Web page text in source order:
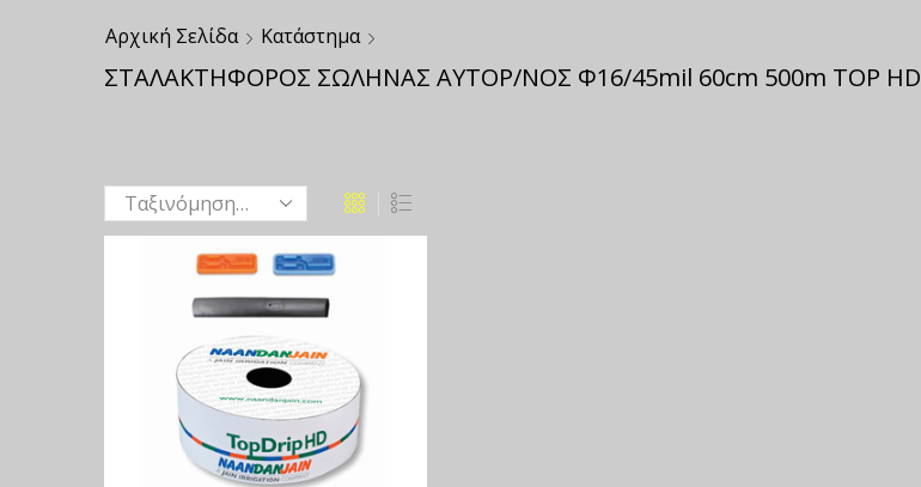
Αρχική Σελίδα Κατάστημα
ΣΤΑΛΑΚΤΗΦΟΡΟΣ ΣΩΛΗΝΑΣ ΑΥΤΟΡ/ΝΟΣ Φ16/45mil 60cm 500m TOP HD